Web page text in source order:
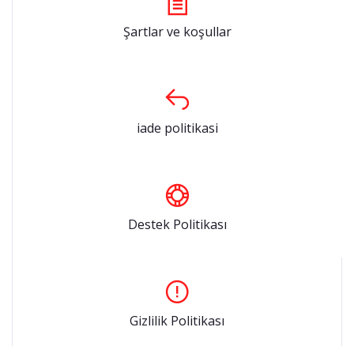
Şartlar ve koşullar
iade politikasi
Destek Politikası
Gizlilik Politikası